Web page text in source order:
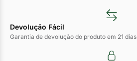
Devolução Fácil
Garantia de devolução do produto em 21 dias